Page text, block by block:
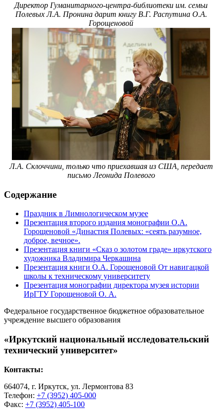
Директор Гуманитарного-центра-библиотеки им. семьи
Полевых Л.А. Пронина дарит книгу В.Г. Распутина О.А.
Горощеновой
Л.А. Склоччини, только что приехавшая из США, передает
письмо Леонида Полевого
Содержание
Праздник в Лимнологическом музее
Презентация второго издания монографии О.А.
Горощеновой «Династия Полевых: «сеять разумное,
доброе, вечное».
Презентация книги «Сказ о золотом граде» иркутского
художника Владимира Черкашина
Презентация книги О.А. Горощеновой От навигацкой
школы к техническому университету
Презентация монографии директора музея истории
ИрГТУ Горощеновой О. А.
Федеральное государственное бюджетное образовательное
учреждение высшего образования
«Иркутский национальный исследовательский
технический университет»
Контакты:
664074, г. Иркутск, ул. Лермонтова 83
Телефон: +7 (3952) 405-000
Факс: +7 (3952) 405-100